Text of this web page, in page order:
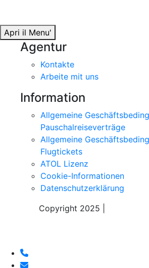
Apri il Menu'
Agentur
Kontakte
Arbeite mit uns
Information
Allgemeine
Pauschalreiseverträge
Allgemeine
Flugtickets
ATOL Lizenz
Cookie-Informationen
Datenschutzerklärung
Copyright 2025 |